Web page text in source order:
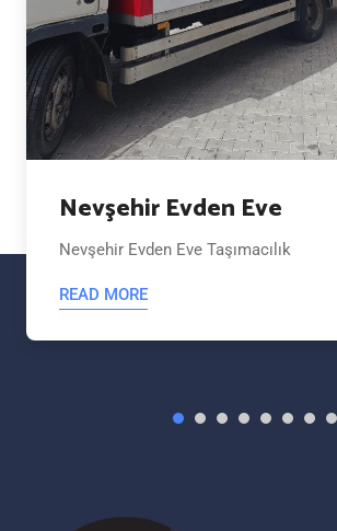
Nevşehir Evden Eve
Nevşehir Evden Eve Taşımacılık
READ MORE